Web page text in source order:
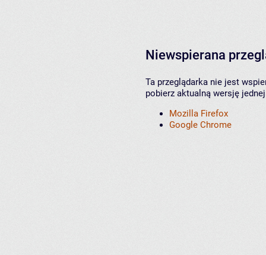
Niewspierana
Ta przeglądarka nie jest
pobierz aktualną wersję
Mozilla Firefox
Google Chrome